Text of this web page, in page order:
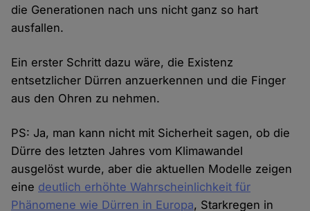
die Generationen nach uns nicht ganz so hart
ausfallen.
Ein erster Schritt dazu wäre, die Existenz
entsetzlicher Dürren anzuerkennen und die Finger
aus den Ohren zu nehmen.
PS: Ja, man kann nicht mit Sicherheit sagen, ob die
Dürre des letzten Jahres vom Klimawandel
ausgelöst wurde, aber die aktuellen Modelle zeigen
eine deutlich erhöhte Wahrscheinlichkeit für
Phänomene wie Dürren in Europa, Starkregen in